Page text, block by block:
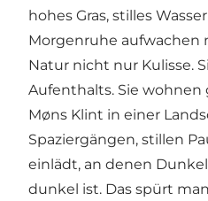
hohes Gras, stilles
Morgenruhe aufwachen
Natur nicht nur Kulisse.
Aufenthalts. Sie wohnen
Møns Klint in einer
Spaziergängen, stillen
einlädt, an denen
dunkel ist. Das spürt